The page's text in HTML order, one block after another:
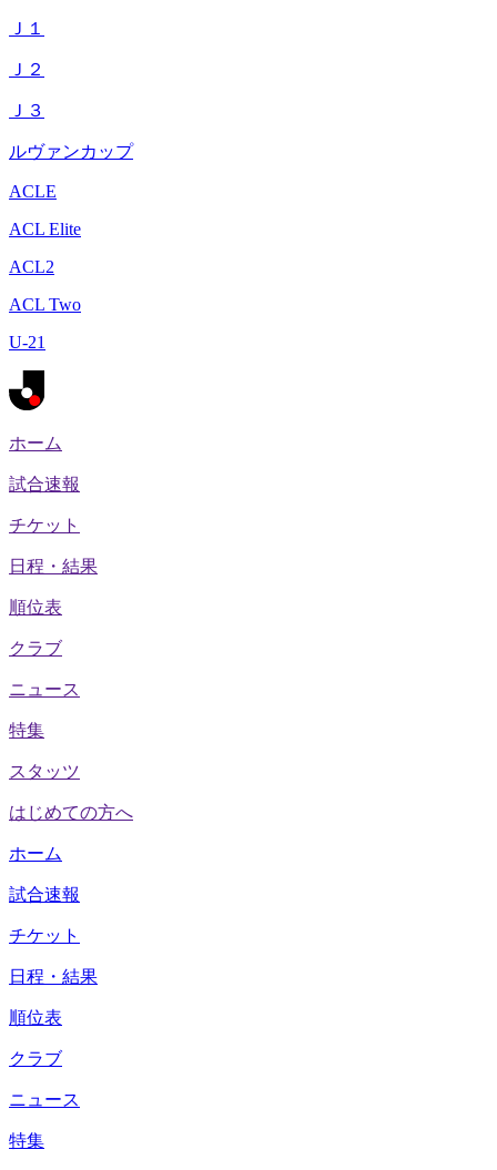
Ｊ１
Ｊ２
Ｊ３
ルヴァンカップ
ACLE
ACL Elite
ACL2
ACL Two
U-21
ホーム
試合速報
チケット
日程・結果
順位表
クラブ
ニュース
特集
スタッツ
はじめての方へ
ホーム
試合速報
チケット
日程・結果
順位表
クラブ
ニュース
特集